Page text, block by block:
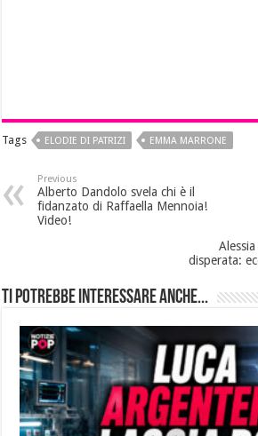
Tags ELODIE DI PATRIZI EMMA MARRONE
Previous
Alberto Dandolo svela chi è il
fidanzato di Raffaella Mennoia!
Video!
disperata:
Ti potrebbe interessare anche...